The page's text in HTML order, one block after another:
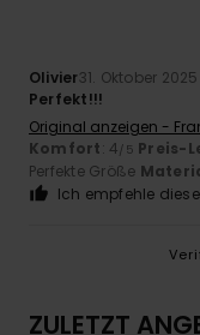
Olivier31. Oktober 2025
Perfekt!!!
Original anzeigen -
Komfort: 4/5 Preis-
Perfekte Größe
Ich empfehle
ZULETZT